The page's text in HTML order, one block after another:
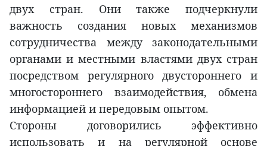
двух стран. Они также подчеркнули
важность создания новых механизмов
сотрудничества между законодательными
органами и местными властями двух стран
посредством регулярного двустороннего и
многостороннего взаимодействия, обмена
информацией и передовым опытом.
Стороны договорились эффективно
использовать и на регулярной основе